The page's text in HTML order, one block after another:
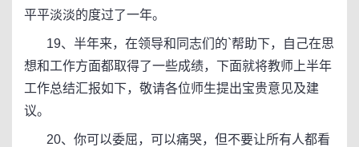
平平淡淡的度过了一年。
19、半年来，在领导和同志们的`帮助下，自己在思
想和工作方面都取得了一些成绩，下面就将教师上半年
工作总结汇报如下，敬请各位师生提出宝贵意见及建
议。
20、你可以委屈，可以痛哭，但不要让所有人都看